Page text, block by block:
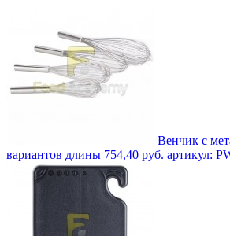
Венчик с
вариантов длины 754,40 руб. артикул: